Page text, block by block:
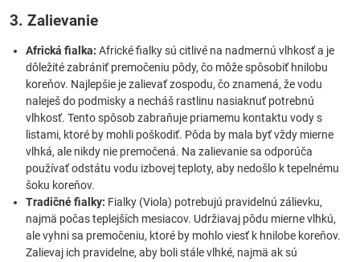
3. Zalievanie
Africká fialka: Africké fialky sú citlivé na nadmernú vlhkosť a je
dôležité zabrániť premočeniu pôdy, čo môže spôsobiť hnilobu
koreňov. Najlepšie je zalievať zospodu, čo znamená, že vodu
naleješ do podmisky a necháš rastlinu nasiaknuť potrebnú
vlhkosť. Tento spôsob zabraňuje priamemu kontaktu vody s
listami, ktoré by mohli poškodiť. Pôda by mala byť vždy mierne
vlhká, ale nikdy nie premočená. Na zalievanie sa odporúča
používať odstátu vodu izbovej teploty, aby nedošlo k tepelnému
šoku koreňov.
Tradičné fialky: Fialky (Viola) potrebujú pravidelnú zálievku,
najmä počas teplejších mesiacov. Udržiavaj pôdu mierne vlhkú,
ale vyhni sa premočeniu, ktoré by mohlo viesť k hnilobe koreňov.
Zalievaj ich pravidelne, aby boli stále vlhké, najmä ak sú